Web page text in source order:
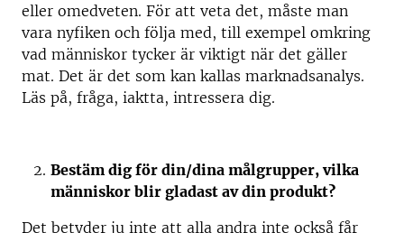
eller omedveten. För att veta det, måste man
vara nyfiken och följa med, till exempel omkring
vad människor tycker är viktigt när det gäller
mat. Det är det som kan kallas marknadsanalys.
Läs på, fråga, iaktta, intressera dig.
Bestäm dig för din/dina målgrupper, vilka
människor blir gladast av din produkt?
Det betyder ju inte att alla andra inte också får